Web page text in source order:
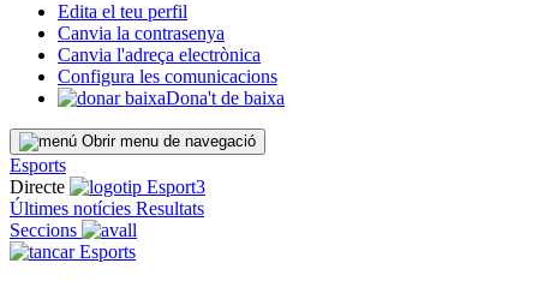
Edita el teu perfil
Canvia la contrasenya
Canvia l'adreça electrònica
Configura les comunicacions
Dona't de baixa
Obrir menu de navegació
Esports
Directe
Últimes notícies Resultats
Seccions
Esports